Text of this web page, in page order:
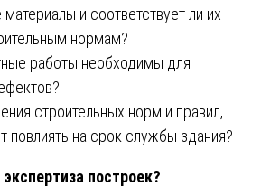
и соответствует ли их
нормам?
работы необходимы для
строительных норм и правил,
повлиять на срок службы здания?
построек?